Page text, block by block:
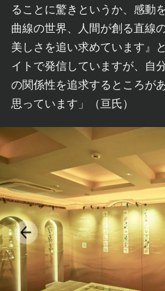
ることに驚きというか、感動
曲線の世界、人間が創る直線
美しさを追い求めています』
イトで発信していますが、自
の関係性を追求するところが
思っています」（亘氏）